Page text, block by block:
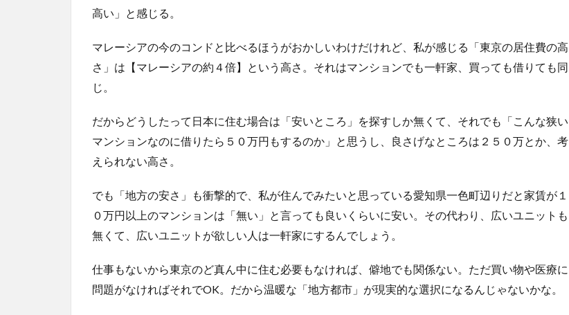
高い」と感じる。
マレーシアの今のコンドと比べるほうがおかしいわけだけれど、私が感じる「東京の居住費の高
さ」は【マレーシアの約４倍】という高さ。それはマンションでも一軒家、買っても借りても同
じ。
だからどうしたって日本に住む場合は「安いところ」を探すしか無くて、それでも「こんな狭い
マンションなのに借りたら５０万円もするのか」と思うし、良さげなところは２５０万とか、考
えられない高さ。
でも「地方の安さ」も衝撃的で、私が住んでみたいと思っている愛知県一色町辺りだと家賃が１
０万円以上のマンションは「無い」と言っても良いくらいに安い。その代わり、広いユニットも
無くて、広いユニットが欲しい人は一軒家にするんでしょう。
仕事もないから東京のど真ん中に住む必要もなければ、僻地でも関係ない。ただ買い物や医療に
問題がなければそれでOK。だから温暖な「地方都市」が現実的な選択になるんじゃないかな。